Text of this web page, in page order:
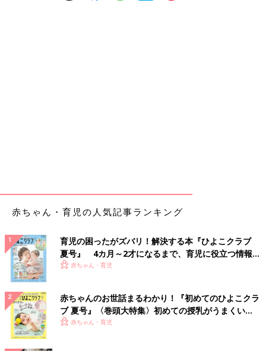
赤ちゃん・育児の人気記事ランキング
育児の困ったがズバリ！解決する本『ひよこクラブ
夏号』 4カ月～2才になるまで、育児に役立つ情報が
いっぱい！
赤ちゃん・育児
赤ちゃんのお世話まるわかり！『初めてのひよこクラ
ブ 夏号』〈巻頭大特集〉初めての授乳がうまくい
く！ おっぱい・ミルクの基本と夏のトラブル 解決テ
赤ちゃん・育児